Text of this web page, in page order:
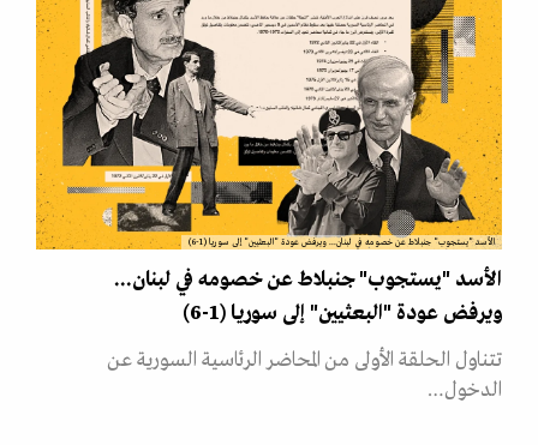
الأسد "يستجوب" جنبلاط عن خصومه في لبنان... ويرفض عودة "البعثيين" إلى سوريا (1-6)
الأسد "يستجوب" جنبلاط عن خصومه في لبنان...
ويرفض عودة "البعثيين" إلى سوريا (1-6)
تتناول الحلقة الأولى من المحاضر الرئاسية السورية عن
الدخول…